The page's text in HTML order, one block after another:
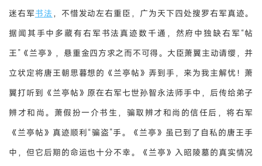
迷右军书法 ，不惜发动左右重臣，广为天下四处搜罗右军真迹。
据闻其手中多藏有右军书法真迹数千通，然府中独缺右军“帖
王”《兰亭》，悬重金四方求之而不可得。大臣萧翼主动请缨，并
立状定将唐王朝思暮想的《兰亭帖》弄到手，来为我主解忧！萧
翼打听到《兰亭帖》原在右军七世孙智永法师手中，后传给弟子
辨才和尚。萧假扮一介书生，骗取辨才和尚的信任后，将右军
《兰亭帖》真迹顺利“骗盗”手。《兰亭》虽已到了自私的唐王手
中，但它后期的命运也十分不幸。《兰亭》入昭陵墓的真实情况